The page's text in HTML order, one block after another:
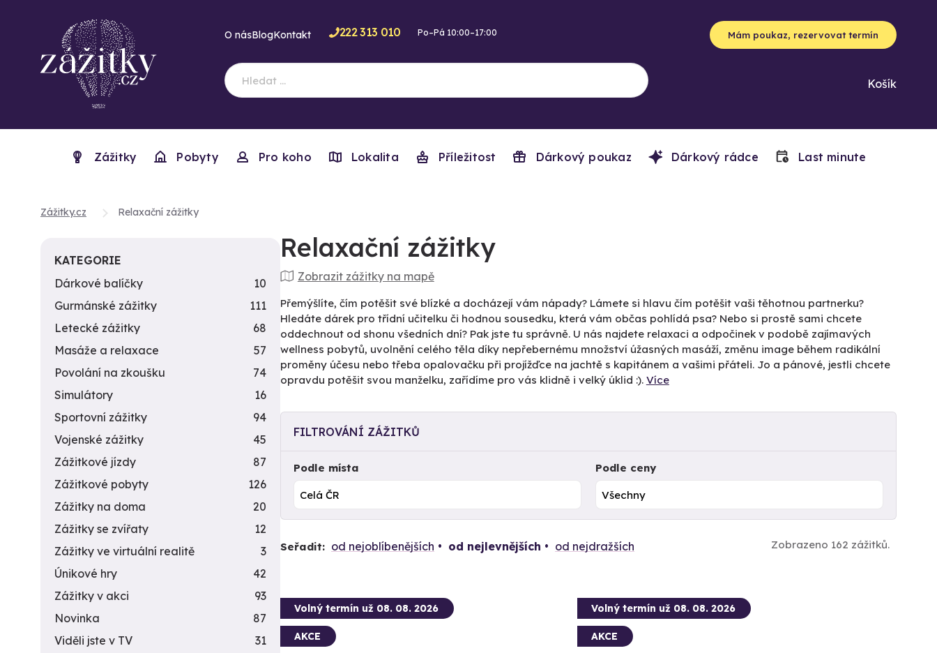
O násBlogKontakt 222 313 010 Po–Pá 10:00–17:00 Mám poukaz, rezervovat termín
Košík
Zážitky Pobyty Pro koho Lokalita Příležitost Dárkový poukaz Dárkový rádce Last minute
Zážitky.cz Relaxační zážitky
Relaxační zážitky
Zobrazit zážitky na mapě
Přemýšlíte, čím potěšit své blízké a docházejí vám nápady? Lámete si hlavu čím potěšit vaši těhotnou partnerku?
Hledáte dárek pro třídní učitelku či hodnou sousedku, která vám občas pohlídá psa? Nebo si prostě sami chcete
oddechnout od shonu všedních dní? Pak jste tu správně. U nás najdete relaxaci a odpočinek v podobě zajímavých
wellness pobytů, uvolnění celého těla díky nepřebernému množství úžasných masáží, změnu image během radikální
proměny účesu nebo třeba opalovačku při projížďce na jachtě s kapitánem a vašimi přáteli. Jo a pánové, jestli chcete
opravdu potěšit svou manželku, zařídíme pro vás klidně i velký úklid :). Více
FILTROVÁNÍ ZÁŽITKŮ
Podle místa Podle ceny
Seřadit: od nejoblíbenějších od nejlevnějších od nejdražších Zobrazeno 162 zážitků.
Volný termín už 08. 08. 2026
AKCE
Volný termín už 08. 08. 2026
AKCE
KATEGORIE
Dárkové balíčky
10
Gurmánské zážitky
111
Letecké zážitky
68
Masáže a relaxace
57
Povolání na zkoušku
74
Simulátory
16
Sportovní zážitky
94
Vojenské zážitky
45
Zážitkové jízdy
87
Zážitkové pobyty
126
Zážitky na doma
20
Zážitky se zvířaty
12
Zážitky ve virtuální realitě
3
Únikové hry
42
Zážitky v akci
93
Novinka
87
Viděli jste v TV
31